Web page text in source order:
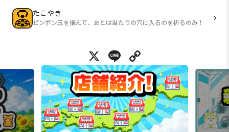
たこやき
ピンポン玉を掴んで、あとは当たりの穴に入るのを祈るのみ！
X Line